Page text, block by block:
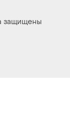
защищены